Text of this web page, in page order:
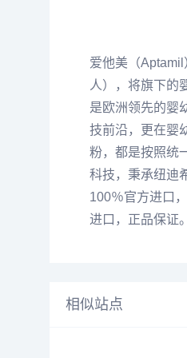
爱他美（
人），将旗下的
是欧洲领先的婴
技前沿，更在婴
粉，都是按照统
科技，秉承纽迪
100％官方进口
进口，正品保证。
相似站点